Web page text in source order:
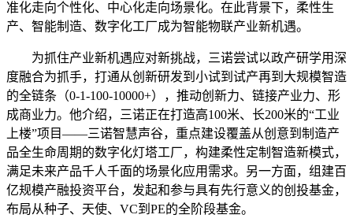
准化走向个性化、中心化走向场景化。在此背景下，柔性生
产、智能制造、数字化工厂成为智能物联产业新机遇。
为抓住产业新机遇应对新挑战，三诺尝试以政产研学用深
度融合为抓手，打通从创新研发到小试到试产再到大规模智造
的全链条（0-1-100-10000+），推动创新力、链接产业力、形
成商业力。他介绍，三诺正在打造高100米、长200米的“工业
上楼”项目——三诺智慧声谷，重点建设覆盖从创意到制造产
品全生命周期的数字化灯塔工厂，构建柔性定制智造新模式，
满足未来产品千人千面的场景化应用需求。另一方面，组建百
亿规模产融投资平台，发起和参与具有先行意义的创投基金，
布局从种子、天使、VC到PE的全阶段基金。